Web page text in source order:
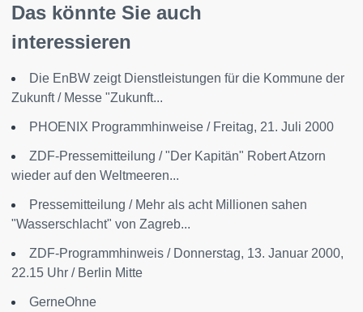
Das könnte Sie auch
interessieren
Die EnBW zeigt Dienstleistungen für die Kommune der
Zukunft / Messe "Zukunft...
PHOENIX Programmhinweise / Freitag, 21. Juli 2000
ZDF-Pressemitteilung / "Der Kapitän" Robert Atzorn
wieder auf den Weltmeeren...
Pressemitteilung / Mehr als acht Millionen sahen
"Wasserschlacht" von Zagreb...
ZDF-Programmhinweis / Donnerstag, 13. Januar 2000,
22.15 Uhr / Berlin Mitte
GerneOhne